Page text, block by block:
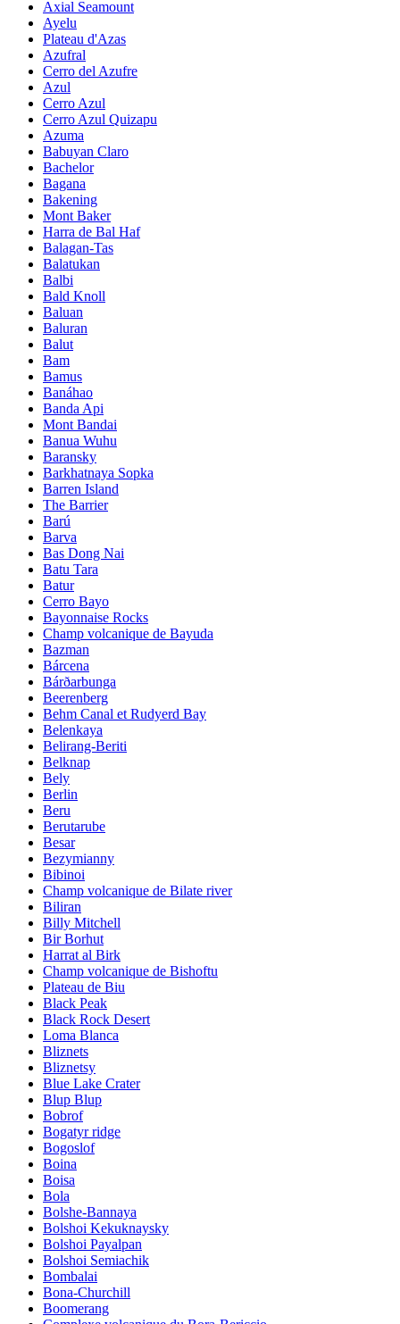
Axial Seamount
Ayelu
Plateau d'Azas
Azufral
Cerro del Azufre
Azul
Cerro Azul
Cerro Azul Quizapu
Azuma
Babuyan Claro
Bachelor
Bagana
Bakening
Mont Baker
Harra de Bal Haf
Balagan-Tas
Balatukan
Balbi
Bald Knoll
Baluan
Baluran
Balut
Bam
Bamus
Banáhao
Banda Api
Mont Bandai
Banua Wuhu
Baransky
Barkhatnaya Sopka
Barren Island
The Barrier
Barú
Barva
Bas Dong Nai
Batu Tara
Batur
Cerro Bayo
Bayonnaise Rocks
Champ volcanique de Bayuda
Bazman
Bárcena
Bárðarbunga
Beerenberg
Behm Canal et Rudyerd Bay
Belenkaya
Belirang-Beriti
Belknap
Bely
Berlin
Beru
Berutarube
Besar
Bezymianny
Bibinoi
Champ volcanique de Bilate river
Biliran
Billy Mitchell
Bir Borhut
Harrat al Birk
Champ volcanique de Bishoftu
Plateau de Biu
Black Peak
Black Rock Desert
Loma Blanca
Bliznets
Bliznetsy
Blue Lake Crater
Blup Blup
Bobrof
Bogatyr ridge
Bogoslof
Boina
Boisa
Bola
Bolshe-Bannaya
Bolshoi Kekuknaysky
Bolshoi Payalpan
Bolshoi Semiachik
Bombalai
Bona-Churchill
Boomerang